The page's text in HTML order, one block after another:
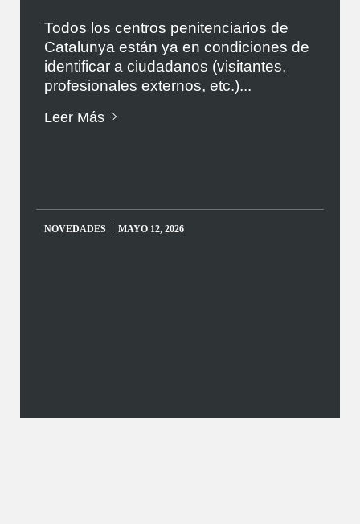
Todos los centros penitenciarios de
Catalunya están ya en condiciones de
identificar a ciudadanos (visitantes,
profesionales externos, etc.)...
Leer Más
NOVEDADES MAYO 12, 2026